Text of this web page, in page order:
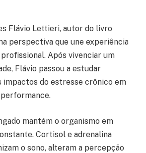
Flávio Lettieri, autor do livro
perspectiva que une experiência
Após vivenciar um
Flávio passou a estudar
impactos do estresse crônico em
mantém o organismo em
Cortisol e adrenalina
o sono, alteram a percepção